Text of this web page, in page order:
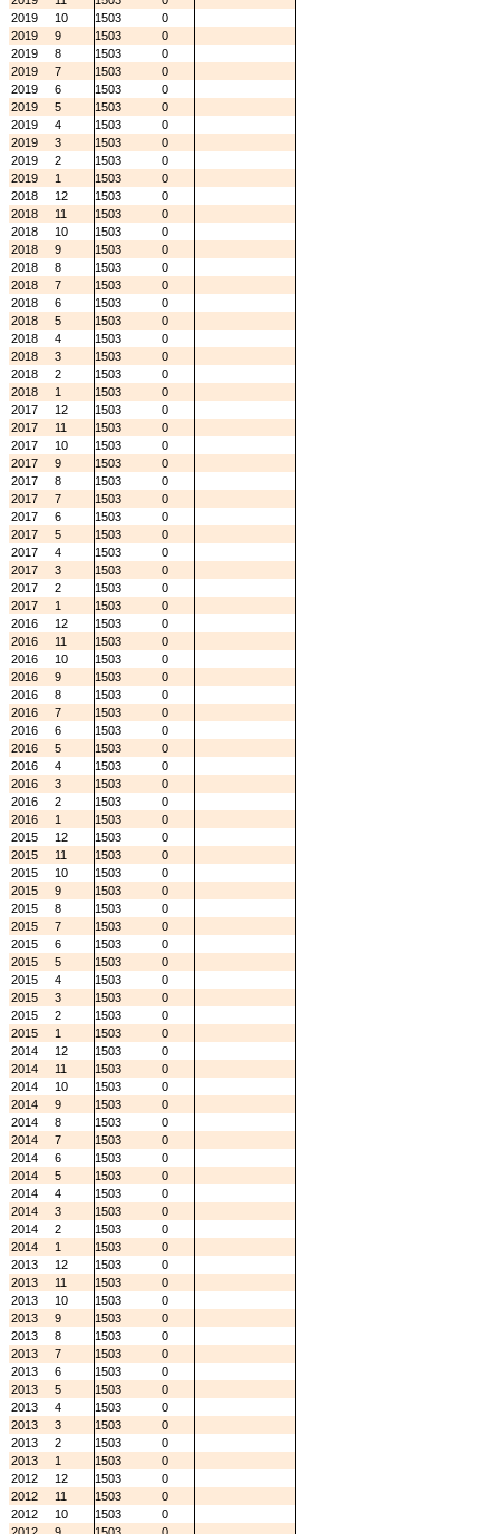
2019
10 1503
0
2019
9 1503
0
2019
8 1503
0
2019
7 1503
0
2019
6 1503
0
2019
5 1503
0
2019
4 1503
0
2019
3 1503
0
2019
2 1503
0
2019
1 1503
0
2018
12 1503
0
2018
11 1503
0
2018
10 1503
0
2018
9 1503
0
2018
8 1503
0
2018
7 1503
0
2018
6 1503
0
2018
5 1503
0
2018
4 1503
0
2018
3 1503
0
2018
2 1503
0
2018
1 1503
0
2017
12 1503
0
2017
11 1503
0
2017
10 1503
0
2017
9 1503
0
2017
8 1503
0
2017
7 1503
0
2017
6 1503
0
2017
5 1503
0
2017
4 1503
0
2017
3 1503
0
2017
2 1503
0
2017
1 1503
0
2016
12 1503
0
2016
11 1503
0
2016
10 1503
0
2016
9 1503
0
2016
8 1503
0
2016
7 1503
0
2016
6 1503
0
2016
5 1503
0
2016
4 1503
0
2016
3 1503
0
2016
2 1503
0
2016
1 1503
0
2015
12 1503
0
2015
11 1503
0
2015
10 1503
0
2015
9 1503
0
2015
8 1503
0
2015
7 1503
0
2015
6 1503
0
2015
5 1503
0
2015
4 1503
0
2015
3 1503
0
2015
2 1503
0
2015
1 1503
0
2014
12 1503
0
2014
11 1503
0
2014
10 1503
0
2014
9 1503
0
2014
8 1503
0
2014
7 1503
0
2014
6 1503
0
2014
5 1503
0
2014
4 1503
0
2014
3 1503
0
2014
2 1503
0
2014
1 1503
0
2013
12 1503
0
2013
11 1503
0
2013
10 1503
0
2013
9 1503
0
2013
8 1503
0
2013
7 1503
0
2013
6 1503
0
2013
5 1503
0
2013
4 1503
0
2013
3 1503
0
2013
2 1503
0
2013
1 1503
0
2012
12 1503
0
2012
11 1503
0
2012
10 1503
0